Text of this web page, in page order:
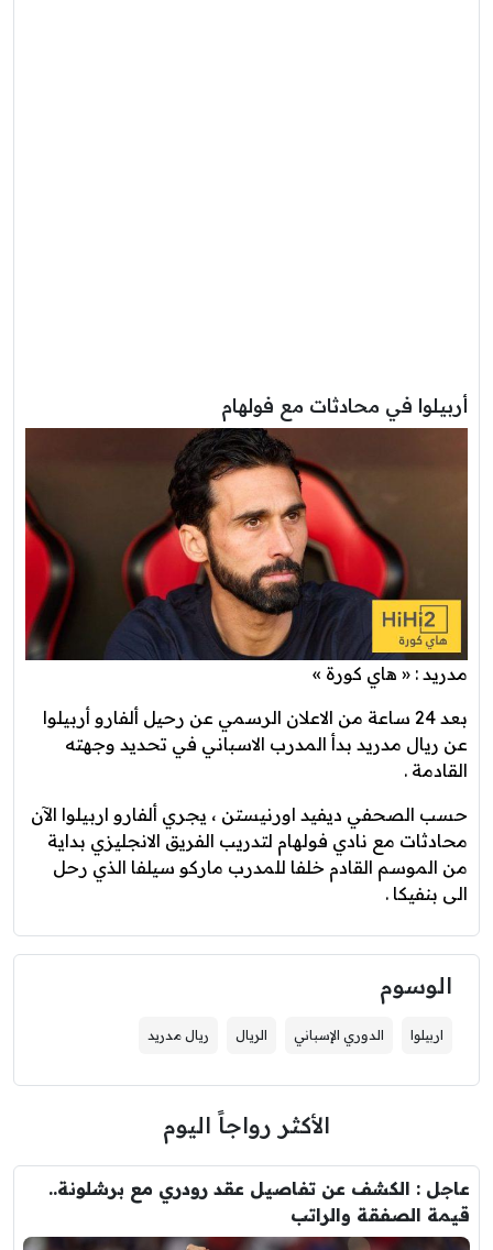
أربيلوا في محادثات مع فولهام
مدريد : « هاي كورة »
بعد 24 ساعة من الاعلان الرسمي عن رحيل ألفارو أربيلوا
عن ريال مدريد بدأ المدرب الاسباني في تحديد وجهته
القادمة .
حسب الصحفي ديفيد اورنيستن ، يجري ألفارو اربيلوا الآن
محادثات مع نادي فولهام لتدريب الفريق الانجليزي بداية
من الموسم القادم خلفا للمدرب ماركو سيلفا الذي رحل
الى بنفيكا .
الوسوم
اربيلوا الدوري الإسباني الريال ريال مدريد
الأكثر رواجاً اليوم
عاجل : الكشف عن تفاصيل عقد رودري مع برشلونة..
قيمة الصفقة والراتب